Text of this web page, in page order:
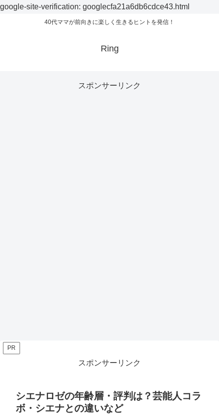
google-site-verification: googlecfa21a6db6cdce43.html
40代ママが前向きに楽しく生きるヒントを発信！
Ring
スポンサーリンク
PR
スポンサーリンク
シエナロゼの年齢層・評判は？芸能人コラ
ボ・シエナとの違いなど